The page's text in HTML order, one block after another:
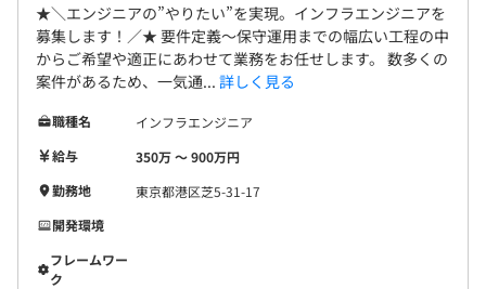
★＼エンジニアの”やりたい”を実現。インフラエンジニアを
募集します！／★ 要件定義～保守運用までの幅広い工程の中
からご希望や適正にあわせて業務をお任せします。 数多くの
案件があるため、一気通... 詳しく見る
職種名
インフラエンジニア
給与
350万 〜 900万円
勤務地
東京都港区芝5-31-17
開発環境
フレームワー
ク